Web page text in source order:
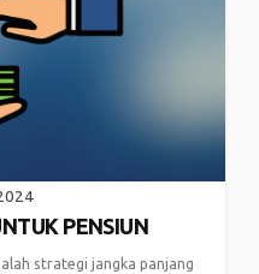
PENSIUN
strategi jangka panjang